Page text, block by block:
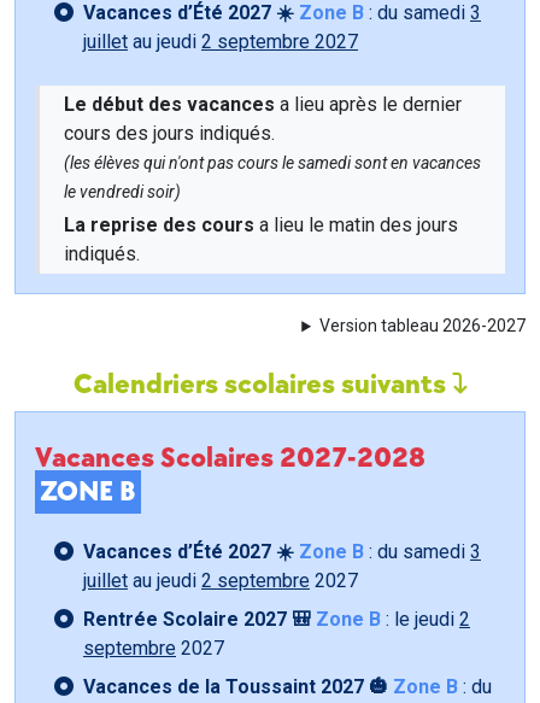
Vacances d’Été 2027 ☀️ Zone B : du samedi 3
juillet au jeudi 2 septembre 2027
Le début des vacances a lieu après le dernier
cours des jours indiqués.
(les élèves qui n'ont pas cours le samedi sont en vacances
le vendredi soir)
La reprise des cours a lieu le matin des jours
indiqués.
Version tableau 2026-2027
Calendriers scolaires suivants
Vacances Scolaires 2027-2028
ZONE B
Vacances d’Été 2027 ☀️ Zone B : du samedi 3
juillet au jeudi 2 septembre 2027
Rentrée Scolaire 2027 🎒 Zone B : le jeudi 2
septembre 2027
Vacances de la Toussaint 2027 🎃 Zone B : du